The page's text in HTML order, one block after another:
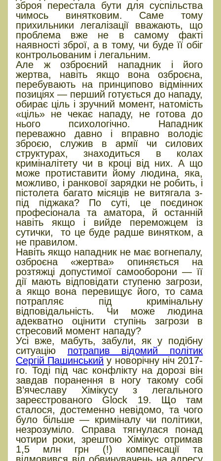
зброя перестала бути для суспільства
чимось винятковим. Саме тому
прихильники легалізації вважають, що
проблема вже не в самому факті
наявності зброї, а в тому, чи буде її обіг
контрольованим і легальним.
Але ж озброєний нападник і його
жертва, навіть якщо вона озброєна,
перебувають на принципово відмінних
позиціях — перший готується до нападу,
обирає ціль і зручний момент, натомість
«ціль» не чекає нападу, не готова до
нього психологічно. Нападник
переважно давно і вправно володіє
зброєю, служив в армії чи силових
структурах, знаходиться в колах
криміналітету чи в кроці від них. А що
може протиставити йому людина, яка,
можливо, і ранкової зарядки не робить, і
пістолета багато місяців не витягала з-
під піджака? По суті, це поєдинок
професіонала та аматора, й останній
навіть якщо і вийде переможцем із
сутички, то це буде радше винятком, а
не правилом.
Навіть якщо нападник не має вогнепалу,
озброєна «жертва» опиняється на
розтяжці допустимої самооборони — її
дії мають відповідати ступеню загрози,
а якщо вона перевищує його, то сама
потрапляє під кримінальну
відповідальність. Чи може людина
адекватно оцінити ступінь загрози в
стресовий момент нападу?
Усі вже, мабуть, забули, як у подібну
ситуацію потрапив відомий політик
Сергій Пашинський у новорічну ніч 2017-
го. Тоді під час конфлікту на дорозі він
завдав поранення в ногу такому собі
В’ячеславу Хімікусу з легального
зареєстрованого Glock 19. Що там
сталося, достеменно невідомо, та чого
було більше — криміналу чи політики,
незрозуміло. Справа тягнулася понад
чотири роки, зрештою Хімікус отримав
1,5 млн грн (!) компенсації та
відмовився від обвинувачень на адресу